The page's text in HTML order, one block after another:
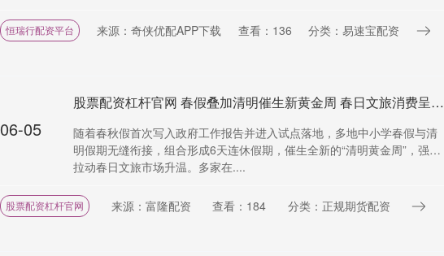
恒瑞行配资平台 来源：奇侠优配APP下载 查看：136 分类：易速宝配资
06-05
股票配资杠杆官网 春假叠加清明催生新黄金周 春日文旅消费呈现稳步上行态势
随着春秋假首次写入政府工作报告并进入试点落地，多地中小学春假与清
明假期无缝衔接，组合形成6天连休假期，催生全新的“清明黄金周”，强力
拉动春日文旅市场升温。多家在....
股票配资杠杆官网 来源：富隆配资 查看：184 分类：正规期货配资